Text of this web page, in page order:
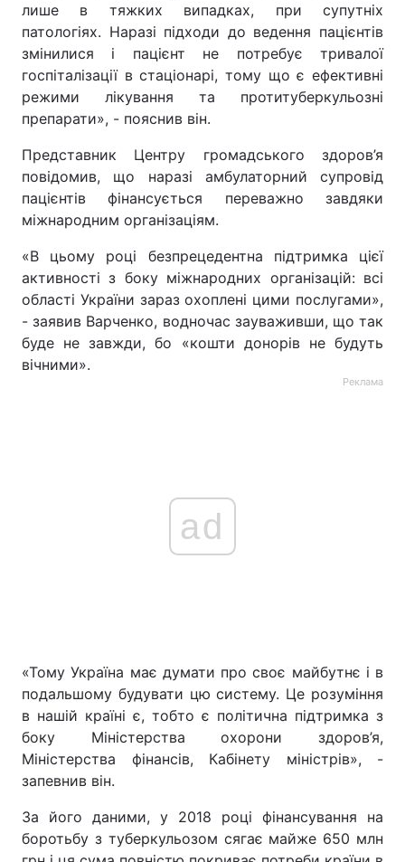
лише в тяжких випадках, при супутніх
патологіях. Наразі підходи до ведення пацієнтів
змінилися і пацієнт не потребує тривалої
госпіталізації в стаціонарі, тому що є ефективні
режими лікування та протитуберкульозні
препарати», - пояснив він.
Представник Центру громадського здоров’я
повідомив, що наразі амбулаторний супровід
пацієнтів фінансується переважно завдяки
міжнародним організаціям.
«В цьому році безпрецедентна підтримка цієї
активності з боку міжнародних організацій: всі
області України зараз охоплені цими послугами»,
- заявив Варченко, водночас зауваживши, що так
буде не завжди, бо «кошти донорів не будуть
вічними».
Реклама
ad
«Тому Україна має думати про своє майбутнє і в
подальшому будувати цю систему. Це розуміння
в нашій країні є, тобто є політична підтримка з
боку Міністерства охорони здоров’я,
Міністерства фінансів, Кабінету міністрів», -
запевнив він.
За його даними, у 2018 році фінансування на
боротьбу з туберкульозом сягає майже 650 млн